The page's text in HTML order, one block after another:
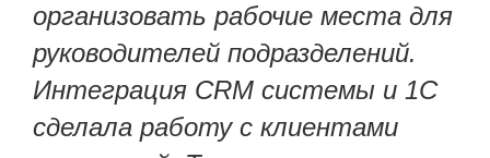
организовать рабочие места для
руководителей подразделений.
Интеграция CRM системы и 1C
сделала работу с клиентами